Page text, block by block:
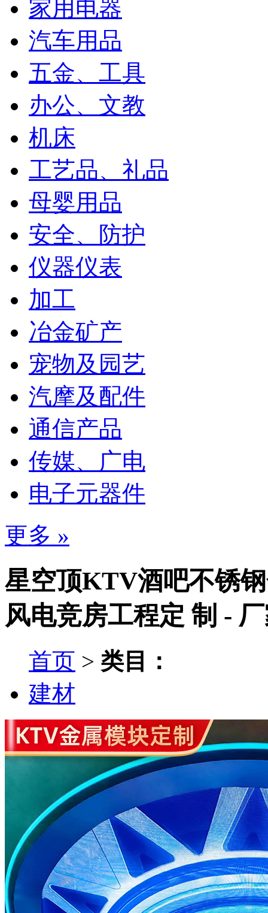
家用电器
汽车用品
五金、工具
办公、文教
机床
工艺品、礼品
母婴用品
安全、防护
仪器仪表
加工
冶金矿产
宠物及园艺
汽摩及配件
通信产品
传媒、广电
电子元器件
更多 »
星空顶KTV酒吧不锈
风电竞房工程定 制 -
首页 > 类目：
建材